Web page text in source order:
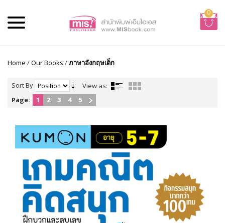
0
Home /Our Books /ภาษาอังกฤษเด็ก
Sort By
View as:
Page:
1 2 3 4 5